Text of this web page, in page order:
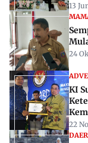
13
24
KI
22